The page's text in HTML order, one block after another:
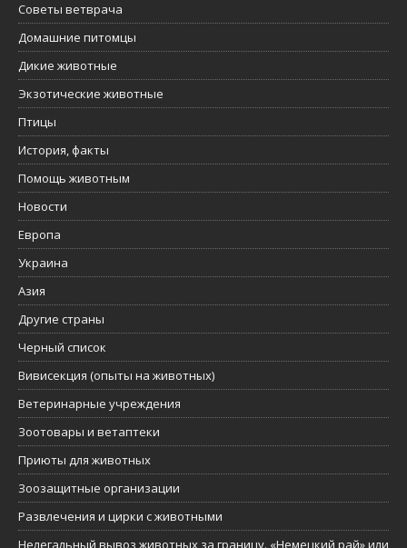
Советы ветврача
Домашние питомцы
Дикие животные
Экзотические животные
Птицы
История, факты
Помощь животным
Новости
Европа
Украина
Азия
Другие страны
Черный список
Вивисекция (опыты на животных)
Ветеринарные учреждения
Зоотовары и ветаптеки
Приюты для животных
Зоозащитные организации
Развлечения и цирки с животными
Нелегальный вывоз животных за границу. «Немецкий рай» или